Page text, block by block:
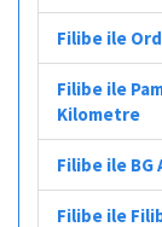
Filibe ile
Filibe ile
Kilometre
Filibe ile BG
Filibe ile